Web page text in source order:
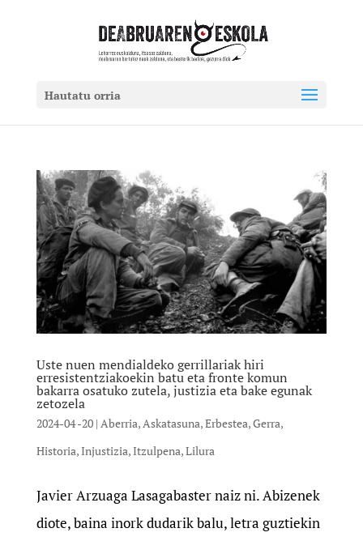
Hautatu orria
Uste nuen mendialdeko gerrillariak hiri
erresistentziakoekin batu eta fronte komun
bakarra osatuko zutela, justizia eta bake egunak
zetozela
2024-04 -20| Aberria, Askatasuna,Erbestea,Gerra,
Historia,Injustizia,Itzulpena,Lilura
Javier Arzuaga Lasagabaster naiz ni. Abizenek
diote, baina inork dudarik balu, letra guztiekin